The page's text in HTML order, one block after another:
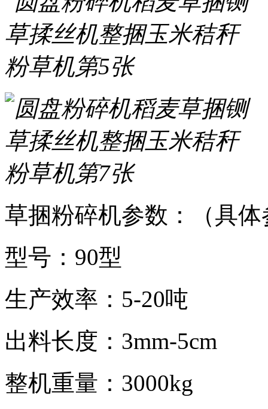
草捆粉碎机参数：（具
型号：90型
生产效率：5-20吨
出料长度：3mm-5cm
整机重量：3000kg